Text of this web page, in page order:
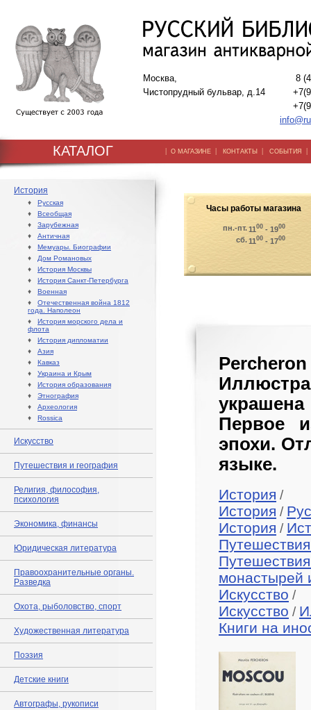
Москва,
Чистопрудный бульвар, д.14
8
КАТАЛОГ | О МАГАЗИНЕ | КОНТАКТЫ | СОБЫТИЯ
История
♦ Русская
♦ Всеобщая
♦ Зарубежная
♦ Античная
♦ Мемуары. Биографии
♦ Дом Романовых
♦ История Москвы
♦ История Санкт-Петербурга
♦ Военная
♦ Отечественная война 1812
года. Наполеон
♦ История морского дела и
флота
♦ История дипломатии
♦ Азия
♦ Кавказ
♦ Украина и Крым
♦ История образования
♦ Этнография
♦ Археология
♦ Rossica
Искусство
Путешествия и география
Религия, философия,
психология
Экономика, финансы
Юридическая литература
Правоохранительные органы.
Разведка
Охота, рыболовство, спорт
Художественная литература
Поэзия
Детские книги
Автографы, рукописи
Часы работы магазина
пн.-пт.1100 - 1900
сб.1100 - 1700
Первое
эпохи.
языке.
История /
История /
История /
монастырей
Искусство /
Искусство /
Книги на